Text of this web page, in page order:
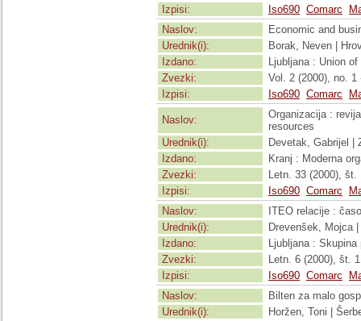
Izpisi:
Iso690 Comarc
Naslov:
Economic and
Urednik(i):
Borak, Neven |
Izdano:
Ljubljana : Union
Zvezki:
Vol. 2 (2000), no.
Izpisi:
Iso690 Comarc
Naslov:
Organizacija :
resources
Urednik(i):
Devetak, Gabrijel |
Izdano:
Kranj : Moderna
Zvezki:
Letn. 33 (2000),
Izpisi:
Iso690 Comarc
Naslov:
ITEO relacije :
Urednik(i):
Drevenšek, Mojca
Izdano:
Ljubljana :
Zvezki:
Letn. 6 (2000), št.
Izpisi:
Iso690 Comarc
Naslov:
Bilten za malo
Urednik(i):
Horžen, Toni |